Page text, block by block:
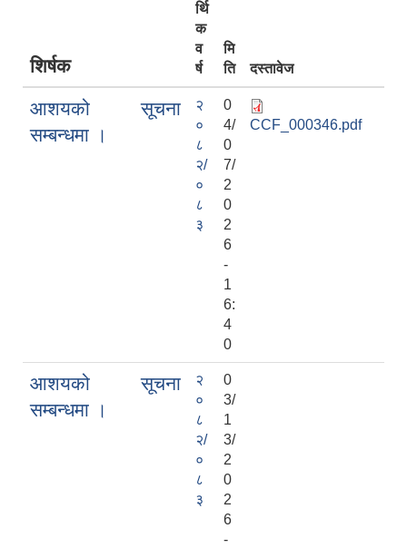
शिर्षक
र्थि
क
व
र्ष
मि
ति
दस्तावेज
आशयको सूचना
सम्बन्धमा ।
२
०
८
२/
०
८
३
0
4/
0
7/
2
0
2
6
-
1
6:
4
0
CCF_000346.pdf
आशयको सूचना
सम्बन्धमा ।
२
०
८
२/
०
८
३
0
3/
1
3/
2
0
2
6
-